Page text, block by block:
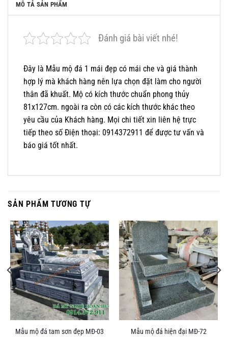
MÔ TẢ SẢN PHẨM
Đánh giá bài viết nhé!
Đây là Mẫu mộ đá 1 mái đẹp có mái che và giá thành
hợp lý mà khách hàng nên lựa chọn đặt làm cho người
thân đã khuất. Mộ có kích thước chuẩn phong thủy
81x127cm. ngoài ra còn có các kích thước khác theo
yêu cầu của Khách hàng. Mọi chi tiết xin liên hệ trực
tiếp theo số Điện thoại: 0914372911 để được tư vấn và
báo giá tốt nhất.
SẢN PHẨM TƯƠNG TỰ
Mẫu mộ đá tam sơn đẹp MĐ-03 Mẫu mộ đá hiện đại MĐ-72